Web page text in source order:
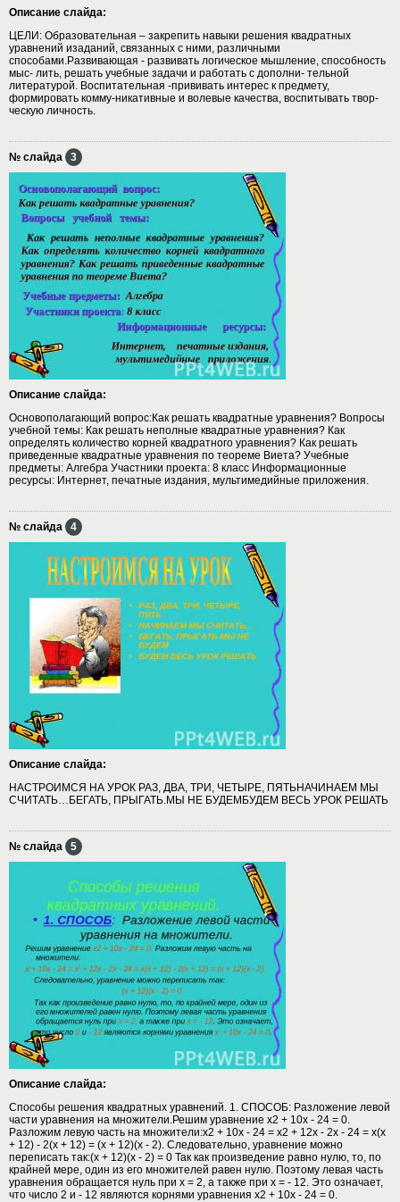
Описание слайда:
ЦЕЛИ: Образовательная – закрепить навыки решения квадратных
уравнений изаданий, связанных с ними, различными
способами.Развивающая - развивать логическое мышление, способность
мыс- лить, решать учебные задачи и работать с дополни- тельной
литературой. Воспитательная -прививать интерес к предмету,
формировать комму-никативные и волевые качества, воспитывать твор-
ческую личность.
№ слайда 3
Описание слайда:
Основополагающий вопрос:Как решать квадратные уравнения? Вопросы
учебной темы: Как решать неполные квадратные уравнения? Как
определять количество корней квадратного уравнения? Как решать
приведенные квадратные уравнения по теореме Виета? Учебные
предметы: Алгебра Участники проекта: 8 класс Информационные
ресурсы: Интернет, печатные издания, мультимедийные приложения.
№ слайда 4
Описание слайда:
НАСТРОИМСЯ НА УРОК РАЗ, ДВА, ТРИ, ЧЕТЫРЕ, ПЯТЬНАЧИНАЕМ МЫ
СЧИТАТЬ…БЕГАТЬ, ПРЫГАТЬ.МЫ НЕ БУДЕМБУДЕМ ВЕСЬ УРОК РЕШАТЬ
№ слайда 5
Описание слайда:
Способы решения квадратных уравнений. 1. СПОСОБ: Разложение левой
части уравнения на множители.Решим уравнение х2 + 10х - 24 = 0.
Разложим левую часть на множители:х2 + 10х - 24 = х2 + 12х - 2х - 24 = х(х
+ 12) - 2(х + 12) = (х + 12)(х - 2). Следовательно, уравнение можно
переписать так:(х + 12)(х - 2) = 0 Так как произведение равно нулю, то, по
крайней мере, один из его множителей равен нулю. Поэтому левая часть
уравнения обращается нуль при х = 2, а также при х = - 12. Это означает,
что число 2 и - 12 являются корнями уравнения х2 + 10х - 24 = 0.